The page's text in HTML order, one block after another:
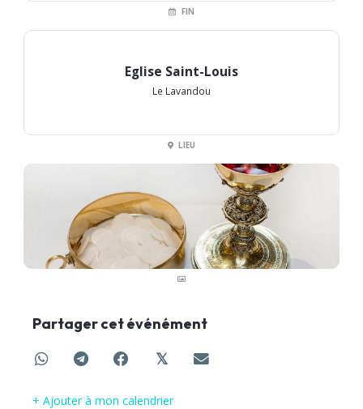
FIN
Eglise Saint-Louis
Le Lavandou
LIEU
Partager cet événément
𝕏
+ Ajouter à mon calendrier